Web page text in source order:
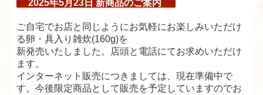
2025年5月23日 新商品のご案内
ご自宅でお店と同じようにお気軽にお楽しみいただけ
る卵・具入り雑炊(160g)を
新発売いたしました。店頭と電話にてお求めいただけ
ます。
インターネット販売につきましては、現在準備中で
す。今後限定商品として販売を予定していますのでお